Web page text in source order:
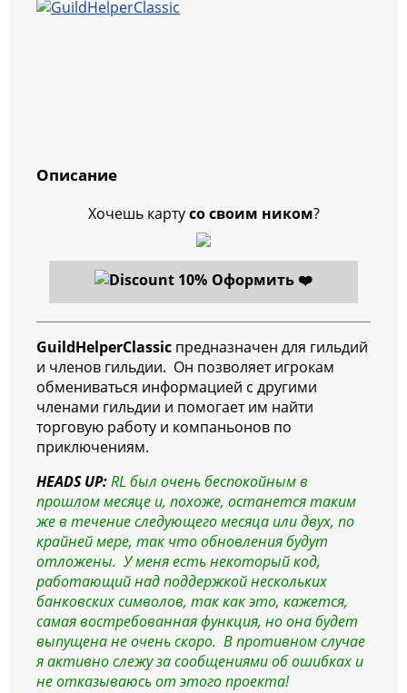
Описание
Хочешь картусо своим ником?
Оформить ❤️
GuildHelperClassic предназначен для гильдий
и членов гильдии. Он позволяет игрокам
обмениваться информацией с другими
членами гильдии и помогает им найти
торговую работу и компаньонов по
приключениям.
HEADS UP:RL был очень беспокойным в
прошлом месяце и, похоже, останется таким
же в течение следующего месяца или двух, по
крайней мере, так что обновления будут
отложены. У меня есть некоторый код,
работающий над поддержкой нескольких
банковских символов, так как это, кажется,
самая востребованная функция, но она будет
выпущена не очень скоро. В противном случае
я активно слежу за сообщениями об ошибках и
не отказываюсь от этого проекта!